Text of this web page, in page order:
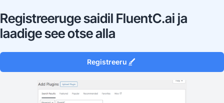
Registreeruge saidil FluentC.ai ja
laadige see otse alla
Registreeru